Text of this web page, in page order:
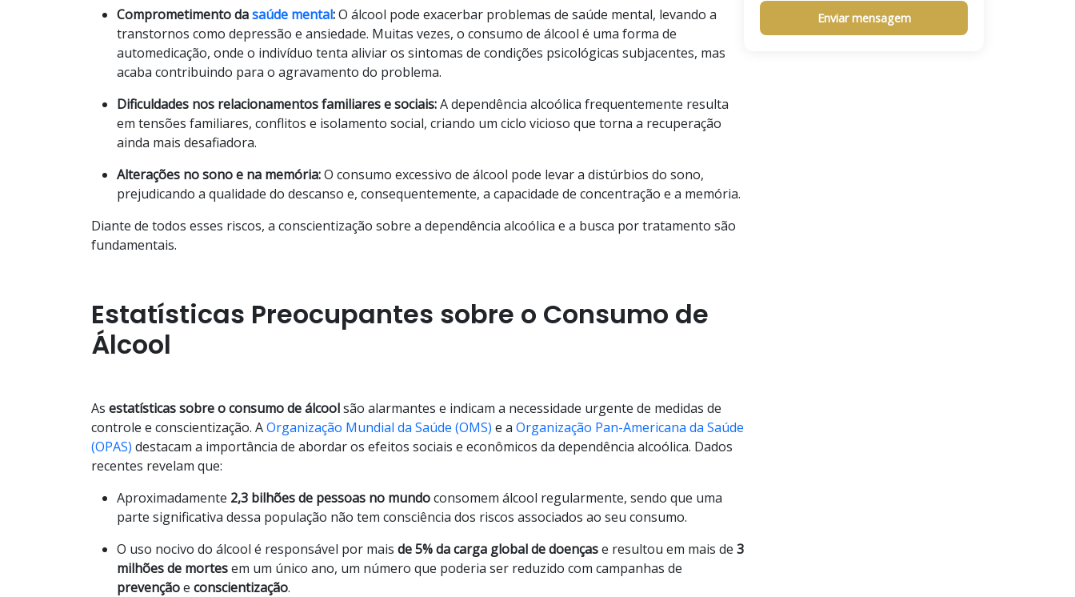
Comprometimento dasaúde mental:O álcool pode exacerbar problemas de saúde mental, levando a
transtornos como depressão e ansiedade. Muitas vezes, o consumo de álcool é uma forma de
automedicação, onde o indivíduo tenta aliviar os sintomas de condições psicológicas subjacentes, mas
acaba contribuindo para o agravamento do problema.
Dificuldades nos relacionamentos familiares e sociais:A dependência alcoólica frequentemente resulta
em tensões familiares, conflitos e isolamento social, criando um ciclo vicioso que torna a recuperação
ainda mais desafiadora.
Alterações no sono e na memória:O consumo excessivo de álcool pode levar a distúrbios do sono,
prejudicando a qualidade do descanso e, consequentemente, a capacidade de concentração e a memória.
Diante de todos esses riscos, a conscientização sobre a dependência alcoólica e a busca por tratamento são
fundamentais.
Estatísticas Preocupantes sobre o Consumo de
Álcool
As estatísticas sobre o consumo de álcoolsão alarmantes e indicam a necessidade urgente de medidas de
controle e conscientização. AOrganização Mundial da Saúde (OMS) e a Organização Pan-Americana da Saúde
(OPAS) destacam a importância de abordar os efeitos sociais e econômicos da dependência alcoólica. Dados
recentes revelam que:
Aproximadamente 2,3 bilhões de pessoas no mundoconsomem álcool regularmente, sendo que uma
parte significativa dessa população não tem consciência dos riscos associados ao seu consumo.
O uso nocivo do álcool é responsável por mais de 5% da carga global de doençase resultou em mais de 3
milhões de mortesem um único ano, um número que poderia ser reduzido com campanhas de
prevençãoe conscientização.
Enviar mensagem